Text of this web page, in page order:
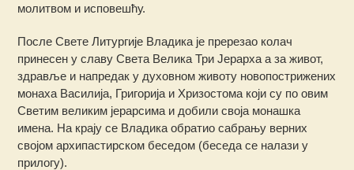
молитвом и исповешћу.
После Свете Литургије Владика је пререзао колач
принесен у славу Света Велика Три Јерарха а за живот,
здравље и напредак у духовном животу новопострижених
монаха Василија, Григорија и Хризостома који су по овим
Светим великим јерарсима и добили своја монашка
имена. На крају се Владика обратио сабрању верних
својом архипастирском беседом (беседа се налази у
прилогу).